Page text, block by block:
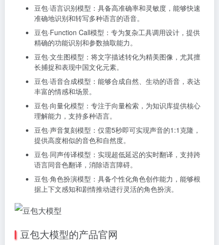
豆包·语言识别模型：具备高准确率和灵敏度，能够快速
准确地识别和转写多种语言的语音。
豆包·Function Call模型：专为复杂工具调用设计，提供
精确的功能识别和参数抽取能力。
豆包·文生图模型：将文字描述转化为精美图像，尤其擅
长捕捉和表现中国文化元素。
豆包·语音合成模型：能够合成自然、生动的语音，表达
丰富的情感和场景。
豆包·向量化模型：专注于向量检索，为知识库提供核心
理解能力，支持多种语言。
豆包·声音复刻模型：仅需5秒即可实现声音的1:1克隆，
提供高度相似的音色和自然度。
豆包·同声传译模型：实现超低延迟的实时翻译，支持跨
语言同音色翻译，消除语言障碍。
豆包·角色扮演模型：具备个性化角色创作能力，能够根
据上下文感知和剧情推动进行灵活的角色扮演。
豆包大模型的产品官网